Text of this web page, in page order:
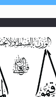
والسلام في